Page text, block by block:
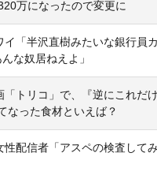
万になったので変更に
イ「半沢直樹みたいな銀行員
な奴居ねえよ」
「トリコ」で、『逆にこれだ
なった食材といえば？
性配信者「アスペの検査して